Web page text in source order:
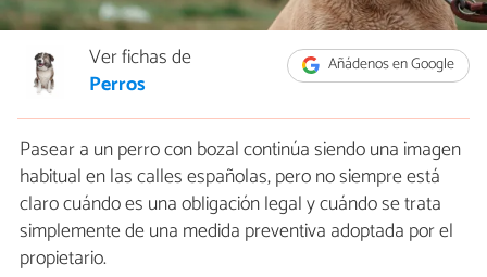
Añádenos en Google
Ver fichas de
Perros
Pasear a un perro con bozal continúa siendo una imagen
habitual en las calles españolas, pero no siempre está
claro cuándo es una obligación legal y cuándo se trata
simplemente de una medida preventiva adoptada por el
propietario.